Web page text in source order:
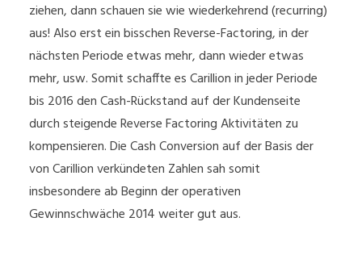
ziehen, dann schauen sie wie wiederkehrend (recurring)
aus! Also erst ein bisschen Reverse-Factoring, in der
nächsten Periode etwas mehr, dann wieder etwas
mehr, usw. Somit schaffte es Carillion in jeder Periode
bis 2016 den Cash-Rückstand auf der Kundenseite
durch steigende Reverse Factoring Aktivitäten zu
kompensieren. Die Cash Conversion auf der Basis der
von Carillion verkündeten Zahlen sah somit
insbesondere ab Beginn der operativen
Gewinnschwäche 2014 weiter gut aus.